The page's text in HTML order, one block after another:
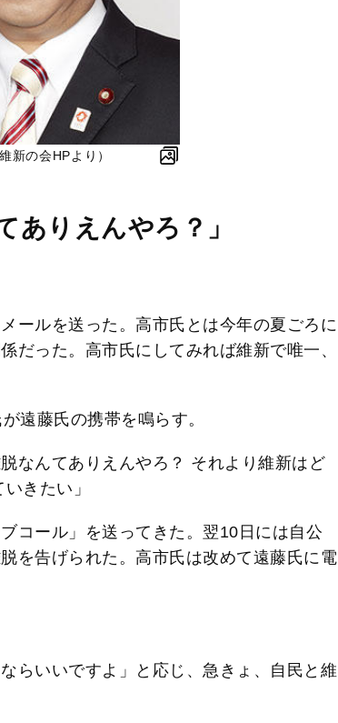
新の会HPより）
ありえんやろ？」
ールを送った。高市氏とは今年の夏ごろに
だった。高市氏にしてみれば維新で唯一、
遠藤氏の携帯を鳴らす。
なんてありえんやろ？ それより維新はど
きたい」
コール」を送ってきた。翌10日には自公
を告げられた。高市氏は改めて遠藤氏に電
らいいですよ」と応じ、急きょ、自民と維